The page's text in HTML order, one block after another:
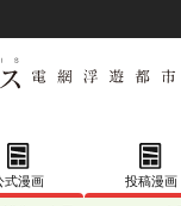
式漫画 投稿漫画